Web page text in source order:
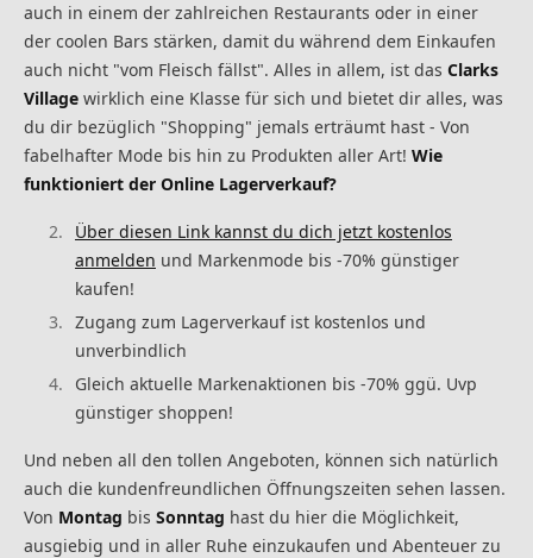
auch in einem der zahlreichen Restaurants oder in einer
der coolen Bars stärken, damit du während dem Einkaufen
auch nicht "vom Fleisch fällst". Alles in allem, ist das Clarks
Village wirklich eine Klasse für sich und bietet dir alles, was
du dir bezüglich "Shopping" jemals erträumt hast - Von
fabelhafter Mode bis hin zu Produkten aller Art! Wie
funktioniert der Online Lagerverkauf?
Über diesen Link kannst du dich jetzt kostenlos
anmelden und Markenmode bis -70% günstiger
kaufen!
Zugang zum Lagerverkauf ist kostenlos und
unverbindlich
Gleich aktuelle Markenaktionen bis -70% ggü. Uvp
günstiger shoppen!
Und neben all den tollen Angeboten, können sich natürlich
auch die kundenfreundlichen Öffnungszeiten sehen lassen.
Von Montag bis Sonntag hast du hier die Möglichkeit,
ausgiebig und in aller Ruhe einzukaufen und Abenteuer zu